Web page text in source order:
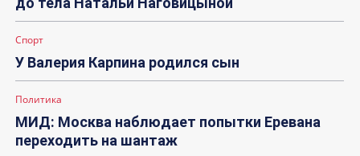
Спорт
У Валерия Карпина родился сын
Политика
МИД: Москва наблюдает попытки Еревана
переходить на шантаж